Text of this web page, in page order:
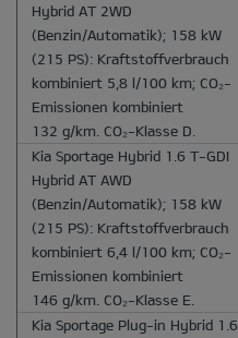
Hybrid AT 2WD
(Benzin/Automatik); 158 kW
(215 PS): Kraftstoffverbrauch
kombiniert 5,8 l/100 km; CO₂-
Emissionen kombiniert
132 g/km. CO₂-Klasse D.
Kia Sportage Hybrid 1.6 T-GDI
Hybrid AT AWD
(Benzin/Automatik); 158 kW
(215 PS): Kraftstoffverbrauch
kombiniert 6,4 l/100 km; CO₂-
Emissionen kombiniert
146 g/km. CO₂-Klasse E.
Kia Sportage Plug-in Hybrid 1.6